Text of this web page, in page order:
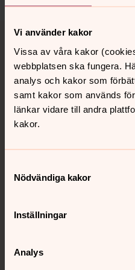
Vi använder kakor
Vissa av våra kakor
webbplatsen ska fungera.
analys och kakor som
samt kakor som används
länkar vidare till andra
kakor.
Nödvändiga kakor
Inställningar
Analys
Grundtjänster
Vårt mål med de
underlätta arbetet för
när det uppstår frågor av
Juridikkurser
Göteborgs stift släpper
kompetens och skapa
Kyrkojuridiken sätter
och relation till samhället.